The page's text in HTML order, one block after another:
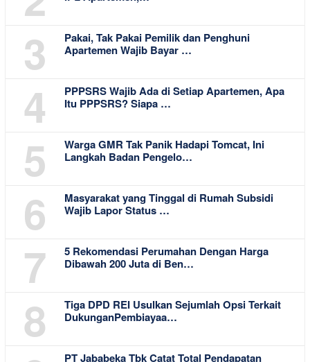
3
Pakai, Tak Pakai Pemilik dan Penghuni
Apartemen Wajib Bayar …
4
PPPSRS Wajib Ada di Setiap Apartemen, Apa
Itu PPPSRS? Siapa …
5
Warga GMR Tak Panik Hadapi Tomcat, Ini
Langkah Badan Pengelo…
6
Masyarakat yang Tinggal di Rumah Subsidi
Wajib Lapor Status …
7
5 Rekomendasi Perumahan Dengan Harga
Dibawah 200 Juta di Ben…
8
Tiga DPD REI Usulkan Sejumlah Opsi Terkait
DukunganPembiayaa…
PT Jababeka Tbk Catat Total Pendapatan